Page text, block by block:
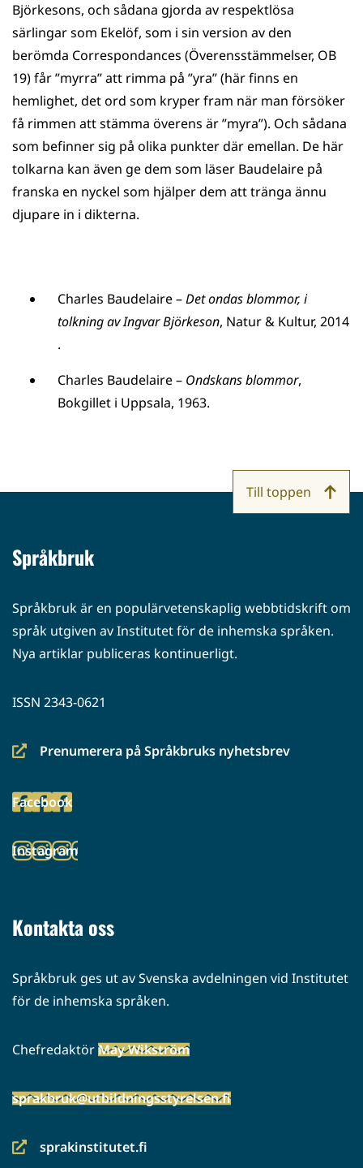
Björkesons, och sådana gjorda av respektlösa
särlingar som Ekelöf, som i sin version av den
berömda Correspondances (Överensstämmelser, OB
19) får ”myrra” att rimma på ”yra” (här finns en
hemlighet, det ord som kryper fram när man försöker
få rimmen att stämma överens är ”myra”). Och sådana
som befinner sig på olika punkter där emellan. De här
tolkarna kan även ge dem som läser Baudelaire på
franska en nyckel som hjälper dem att tränga ännu
djupare in i dikterna.
Charles Baudelaire –Det ondas blommor, i
tolkning av Ingvar Björkeson, Natur & Kultur, 2014
.
Charles Baudelaire – Ondskans blommor,
Bokgillet i Uppsala, 1963.
Språkbruk
Språkbruk är en populärvetenskaplig webbtidskrift om
språk utgiven av Institutet för de inhemska språken.
Nya artiklar publiceras kontinuerligt.
ISSN 2343-0621
Prenumerera på Språkbruks nyhetsbrev
(siirryt
palveluun)
Facebook
(siirryt
palveluun)
Instagram
(siirryt
Kontakta oss
Språkbruk ges ut av Svenska avdelningen vid Institutet
för de inhemska språken.
ChefredaktörMay Wikström
sprakbruk@utbildningsstyrelsen.fi
sprakinstitutet.fi
(siirryt
Till toppen